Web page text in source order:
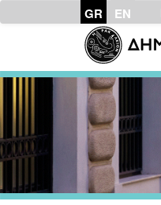
GR EN